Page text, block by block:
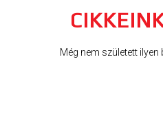
Még nem született ilyen